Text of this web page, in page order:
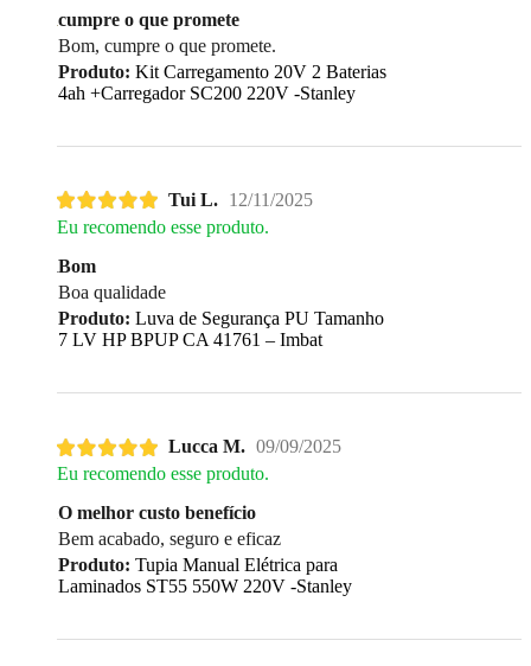
cumpre o que promete
Bom, cumpre o que promete.
Produto: Kit Carregamento 20V 2 Baterias
4ah +Carregador SC200 220V -Stanley
Tui L. 12/11/2025
Eu recomendo esse produto.
Bom
Boa qualidade
Produto: Luva de Segurança PU Tamanho
7 LV HP BPUP CA 41761 – Imbat
Lucca M. 09/09/2025
Eu recomendo esse produto.
O melhor custo benefício
Bem acabado, seguro e eficaz
Produto: Tupia Manual Elétrica para
Laminados ST55 550W 220V -Stanley